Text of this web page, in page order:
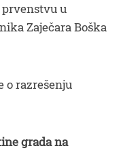
prvenstvu u
Zaječara Boška
o razrešenju
grada na